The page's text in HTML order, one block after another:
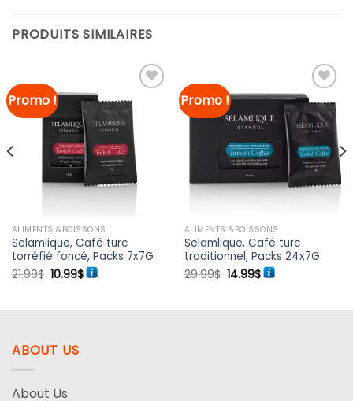
PRODUITS SIMILAIRES
Promo !
Ajouter à
la liste
de
souhaits
ALIMENTS &BOISSONS
Selamlique, Café turc
torréfié foncé, Packs 7x7G
21.99$ Le
prix
21.99$.
10.99$Le
prix
10.99$.
Promo !
Ajouter à
de
souhaits
ALIMENTS &BOISSONS
Selamlique, Café turc
traditionnel, Packs 24x7G
29.99$ Le
prix
29.99$.
14.99$Le
prix
14.99$.
ABOUT US
About Us